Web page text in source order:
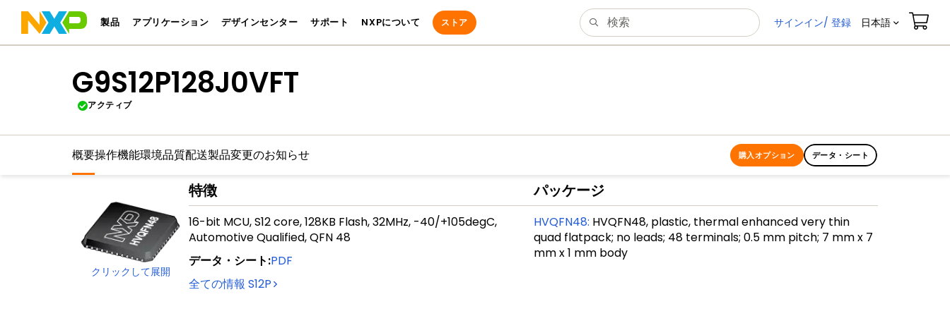
製品 アプリケーション デザインセンター サポート NXPについて ストア サインイン/ 登録 日本語
G9S12P128J0VFT
アクティブ
概要操作機能環境品質配送製品変更のお知らせ 購入オプション データ・シート
クリックして展開
特徴
16-bit MCU, S12 core, 128KB Flash, 32MHz, -40/+105degC,
Automotive Qualified, QFN 48
データ・シート:PDF
全ての情報 S12P
パッケージ
HVQFN48: HVQFN48, plastic, thermal enhanced very thin
quad flatpack; no leads; 48 terminals; 0.5 mm pitch; 7 mm x 7
mm x 1 mm body